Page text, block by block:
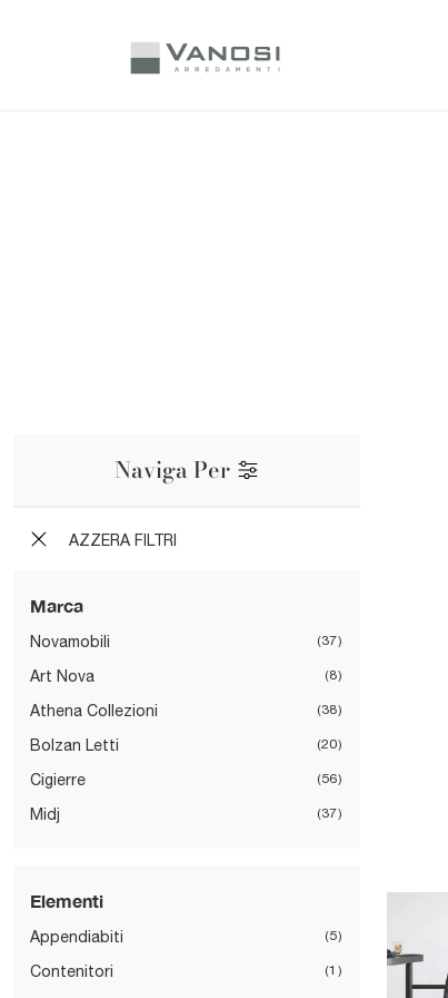
Naviga Per
AZZERA FILTRI
Marca
Novamobili 37
Art Nova 8
Athena Collezioni 38
Bolzan Letti 20
Cigierre 56
Midj 37
Elementi
Appendiabiti 5
Contenitori 1